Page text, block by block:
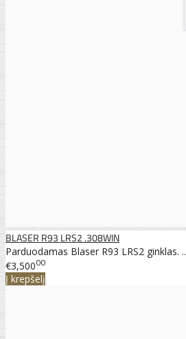
BLASER R93 LRS2 .308WIN
Parduodamas Blaser R93 LRS2 ginklas. ..
€3,50000
Į krepšelį